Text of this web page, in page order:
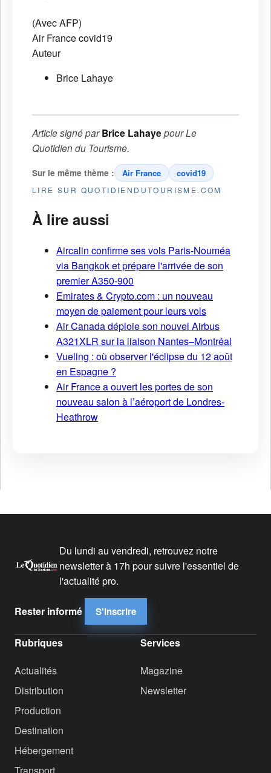
(Avec AFP)
Air Francecovid19
Auteur
Brice Lahaye
Article signé parBrice LahayepourLe
Quotidien du Tourisme.
Sur le même thème : Air France covid19
LIRE SUR QUOTIDIENDUTOURISME.COM
À lire aussi
Aircalin confirme ses vols Paris-Nouméa
via Bangkok et prépare l'arrivée de son
premier A350-900
Emirates & Crypto.com : un nouveau
moyen de paiement pour leurs vols
Air Canada déploie son nouvel Airbus
A321XLR sur la liaison Nantes–Montréal
Vueling : où observer l'éclipse du 12 août
en Espagne ?
Air France a ouvert les portes de son
nouveau salon à l’aéroport de Londres-
Heathrow
Du lundi au vendredi, retrouvez notre
newsletter à 17h pour suivre l'essentiel de
l'actualité pro.
Rester informé S'inscrire
Rubriques
Actualités
Distribution
Production
Destination
Hébergement
Services
Magazine
Newsletter